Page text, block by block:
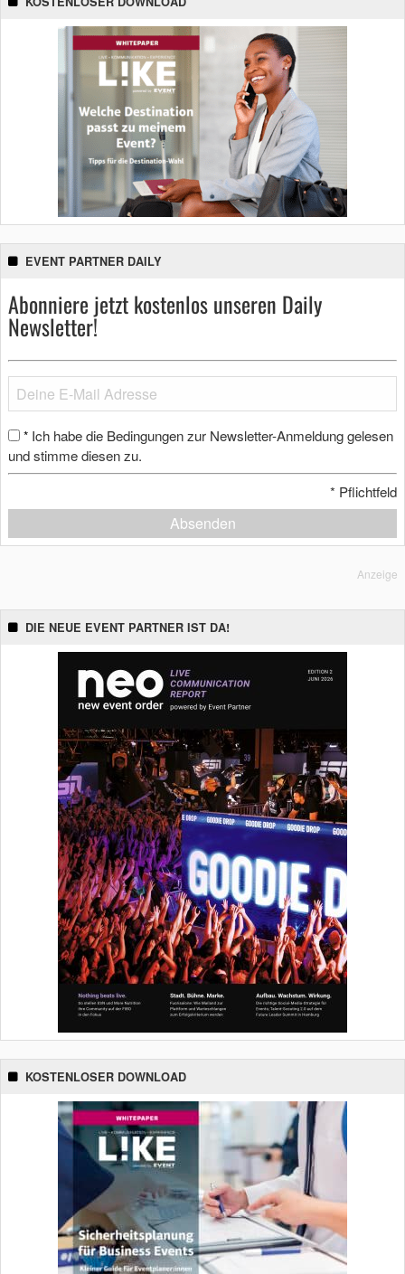
EVENT PARTNER DAILY
Abonniere jetzt kostenlos unseren Daily
Newsletter!
* Ich habe die Bedingungen zur Newsletter-Anmeldung gelesen
und stimme diesen zu.
* Pflichtfeld
Absenden
Anzeige
DIE NEUE EVENT PARTNER IST DA!
KOSTENLOSER DOWNLOAD